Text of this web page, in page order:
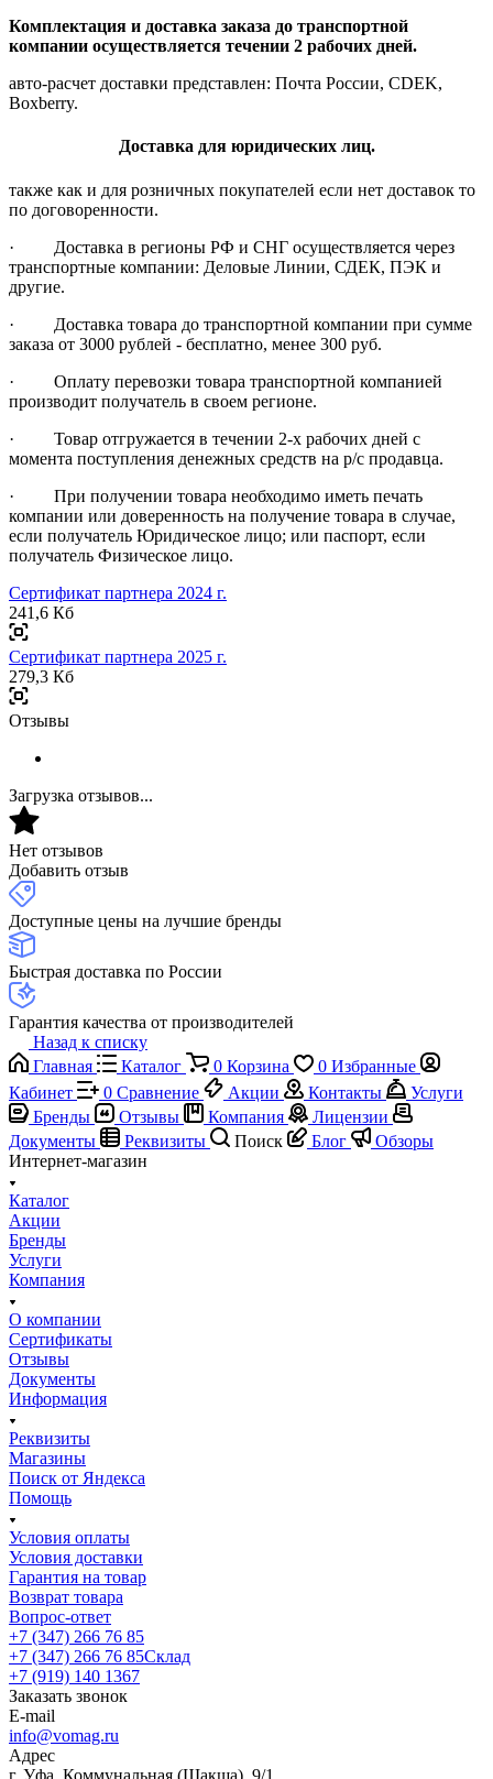
Комплектация и доставка заказа до транспортной
компании осуществляется течении 2 рабочих дней.
авто-расчет доставки представлен: Почта России, CDEK,
Boxberry.
Доставка для юридических лиц.
также как и для розничных покупателей если нет доставок то
по договоренности.
· Доставка в регионы РФ и СНГ осуществляется через
транспортные компании: Деловые Линии, СДЕК, ПЭК и
другие.
· Доставка товара до транспортной компании при сумме
заказа от 3000 рублей - бесплатно, менее 300 руб.
· Оплату перевозки товара транспортной компанией
производит получатель в своем регионе.
· Товар отгружается в течении 2-х рабочих дней с
момента поступления денежных средств на р/с продавца.
· При получении товара необходимо иметь печать
компании или доверенность на получение товара в случае,
если получатель Юридическое лицо; или паспорт, если
получатель Физическое лицо.
Сертификат партнера 2024 г.
241,6 Кб
Сертификат партнера 2025 г.
279,3 Кб
Отзывы
Загрузка отзывов...
Нет отзывов
Добавить отзыв
Доступные цены на лучшие бренды
Быстрая доставка по России
Гарантия качества от производителей
Назад к списку
Главная
Каталог 0 Корзина 0 Избранные
Кабинет
0 Сравнение Акции Контакты
Услуги
Бренды
Отзывы Компания
Лицензии
Документы
Реквизиты Поиск Блог
Обзоры
Интернет-магазин
Каталог
Акции
Бренды
Услуги
Компания
О компании
Сертификаты
Отзывы
Документы
Информация
Реквизиты
Магазины
Поиск от Яндекса
Помощь
Условия оплаты
Условия доставки
Гарантия на товар
Возврат товара
Вопрос-ответ
+7 (347) 266 76 85
+7 (347) 266 76 85Склад
+7 (919) 140 1367
Заказать звонок
E-mail
info@vomag.ru
Адрес
г. Уфа, Коммунальная (Шакша), 9/1